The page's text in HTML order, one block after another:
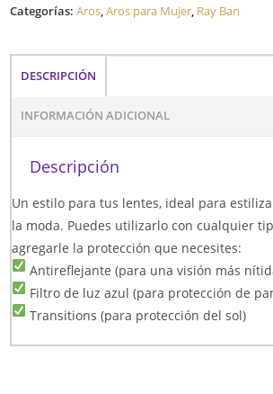
Categorías:Aros,Aros para Mujer, Ray Ban
DESCRIPCIÓN
INFORMACIÓN ADICIONAL
Descripción
Un estilo para tus lentes, ideal para
la moda. Puedes utilizarlo con cualquier
agregarle la protección que necesites:
Antireflejante (para una visión más
Filtro de luz azul (para protección de
Transitions (para protección del sol)